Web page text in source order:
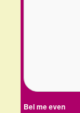
Bel me even